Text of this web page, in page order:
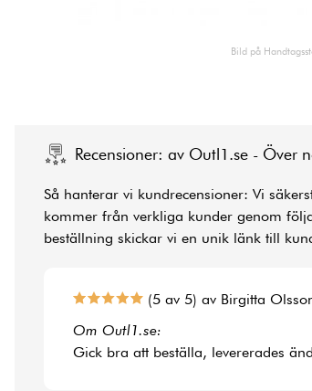
Bild på
Recensioner: av Outl1.se - Över
Så hanterar vi kundrecensioner: Vi
kommer från verkliga kunder genom
beställning skickar vi en unik länk till
(5 av 5) av Birgitta
Om Outl1.se:
Gick bra att beställa, levererades